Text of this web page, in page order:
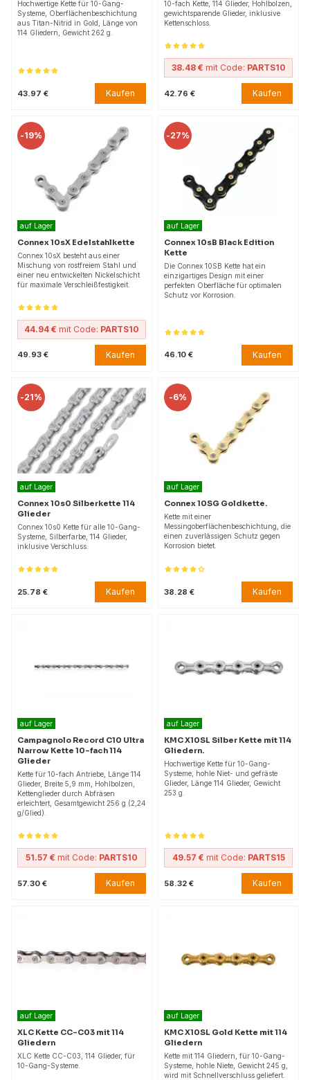
Hochwertige Kette für 10-Gang-
Systeme, Oberflächenbeschichtung
aus Titan-Nitrid in Gold, Länge von
114 Gliedern, Gewicht 262 g.
43.97 € Kaufen
10-fach Kette, 114 Glieder, Hohlbolzen,
gewichtsparende Glieder, inklusive
Kettenschloss.
38.48 € mit Code: PARTS10
42.76 € Kaufen
-19%
auf Lager
Connex 10sX Edelstahlkette
Connex 10sX besteht aus einer
Mischung von rostfreiem Stahl und
einer neu entwickelten Nickelschicht
für maximale Verschleißfestigkeit.
44.94 € mit Code: PARTS10
49.93 € Kaufen
-27%
auf Lager
Connex 10sB Black Edition
Kette
Die Connex 10SB Kette hat ein
einzigartiges Design mit einer
perfekten Oberfläche für optimalen
Schutz vor Korrosion.
46.10 € Kaufen
-21%
auf Lager
Connex 10s0 Silberkette 114
Glieder
Connex 10s0 Kette für alle 10-Gang-
Systeme, Silberfarbe, 114 Glieder,
inklusive Verschluss.
25.78 € Kaufen
-6%
auf Lager
Connex 10SG Goldkette.
Kette mit einer
Messingoberflächenbeschichtung, die
einen zuverlässigen Schutz gegen
Korrosion bietet.
38.28 € Kaufen
auf Lager
Campagnolo Record C10 Ultra
Narrow Kette 10-fach 114
Glieder
Kette für 10-fach Antriebe, Länge 114
Glieder, Breite 5,9 mm, Hohlbolzen,
Kettenglieder durch Abfräsen
erleichtert, Gesamtgewicht 256 g (2,24
g/Glied).
51.57 € mit Code: PARTS10
57.30 € Kaufen
auf Lager
KMC X10SL Silber Kette mit 114
Gliedern.
Hochwertige Kette für 10-Gang-
Systeme, hohle Niet- und gefräste
Glieder, Länge 114 Glieder, Gewicht
253 g.
49.57 € mit Code: PARTS15
58.32 € Kaufen
auf Lager
XLC Kette CC-C03 mit 114
Gliedern
XLC Kette CC-C03, 114 Glieder, für
10-Gang-Systeme.
auf Lager
KMC X10SL Gold Kette mit 114
Gliedern
Kette mit 114 Gliedern, für 10-Gang-
Systeme, hohle Niete, Gewicht 245 g,
wird mit Schnellverschluss geliefert.